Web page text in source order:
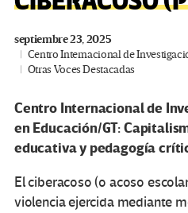
septiembre 23, 2025
Centro Internacional de
Otras Voces Destacadas
Centro Internacional de
en Educación/GT:
educativa y pedagogía
El ciberacoso (o acoso
violencia ejercida mediante